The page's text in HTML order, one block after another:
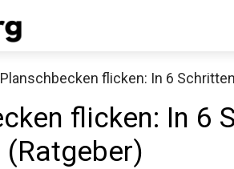
Planschbecken flicken: In 6
flicken: In 6